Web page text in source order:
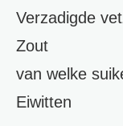
Verzadigde
Zout
van welke
Eiwitten